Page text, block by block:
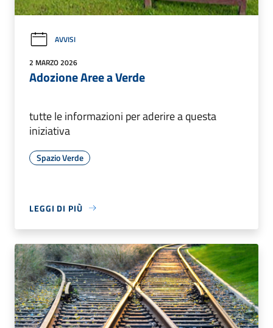
AVVISI
2 MARZO 2026
Adozione Aree a Verde
tutte le informazioni per aderire a questa
iniziativa
Spazio Verde
LEGGI DI PIÙ